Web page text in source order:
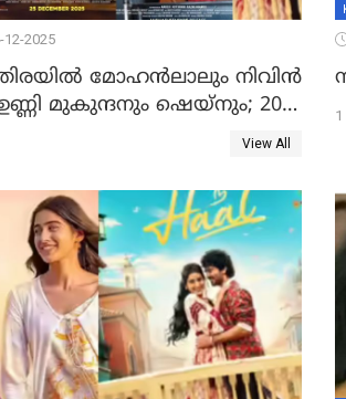
12-2025
മോഹൻലാലും നിവിൻ
മുകുന്ദനും ഷെയ്‌നും; 200
വൃഷഭയുൾപ്പെടെ
View All
1